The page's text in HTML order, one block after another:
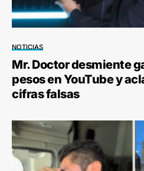
NOTICIAS
Mr. Doctor desmiente
pesos en YouTube y
cifras falsas